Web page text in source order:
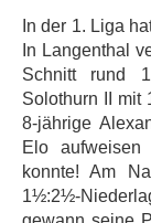
In der 1. Liga
In Langenthal
Schnitt rund
Solothurn II mit
8-jährige
Elo
konnte! Am
1½:2½-